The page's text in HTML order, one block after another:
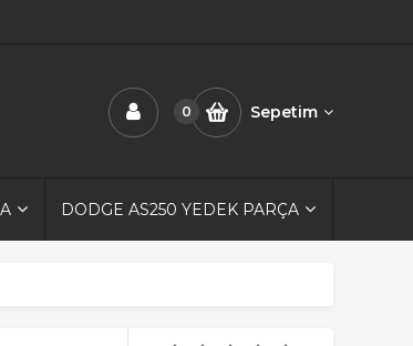
0 Sepetim
DODGE AS250 YEDEK PARÇA